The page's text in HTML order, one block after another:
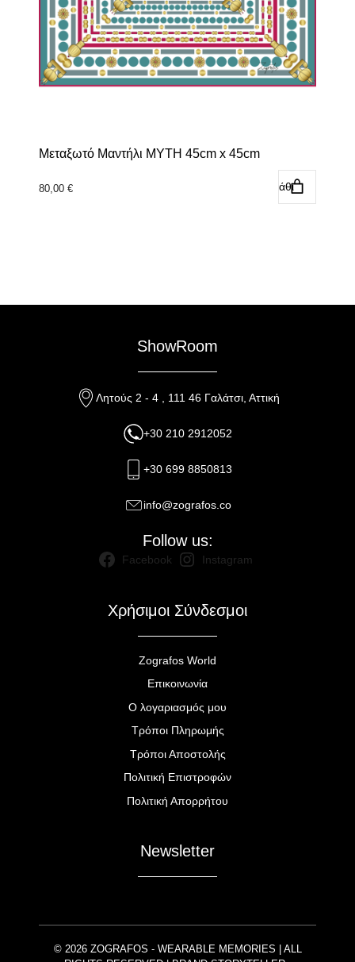
Μεταξωτό Μαντήλι MYTH 45cm x 45cm
80,00 € Προσθήκη στο καλάθι
ShowRoom
Λητούς 2 - 4 , 111 46 Γαλάτσι, Αττική
+30 210 2912052
+30 699 8850813
info@zografos.co
Follow us:
Facebook Instagram
Χρήσιμοι Σύνδεσμοι
Zografos World
Επικοινωνία
Ο λογαριασμός μου
Τρόποι Πληρωμής
Τρόποι Αποστολής
Πολιτική Επιστροφών
Πολιτική Απορρήτου
Newsletter
© 2026 ZOGRAFOS - WEARABLE MEMORIES | ALL